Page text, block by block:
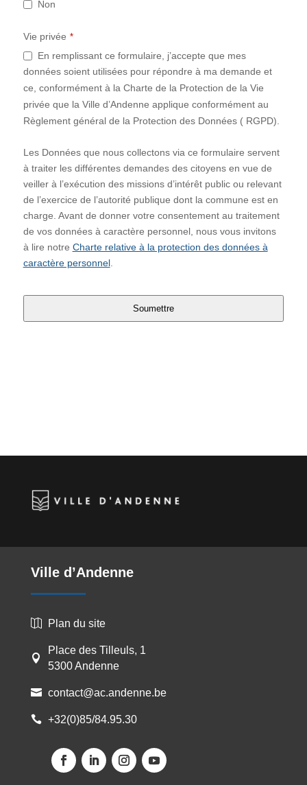
Non
Vie privée *
En remplissant ce formulaire, j’accepte que mes
données soient utilisées pour répondre à ma demande et
ce, conformément à la Charte de la Protection de la Vie
privée que la Ville d’Andenne applique conformément au
Règlement général de la Protection des Données ( RGPD).
Les Données que nous collectons via ce formulaire servent
à traiter les différentes demandes des citoyens en vue de
veiller à l’exécution des missions d’intérêt public ou relevant
de l’exercice de l’autorité publique dont la commune est en
charge. Avant de donner votre consentement au traitement
de vos données à caractère personnel, nous vous invitons
à lire notre Charte relative à la protection des données à
caractère personnel.
Soumettre
Ville d’Andenne
 Plan du site

Place des Tilleuls, 1
5300 Andenne
 contact@ac.andenne.be
 +32(0)85/84.95.30